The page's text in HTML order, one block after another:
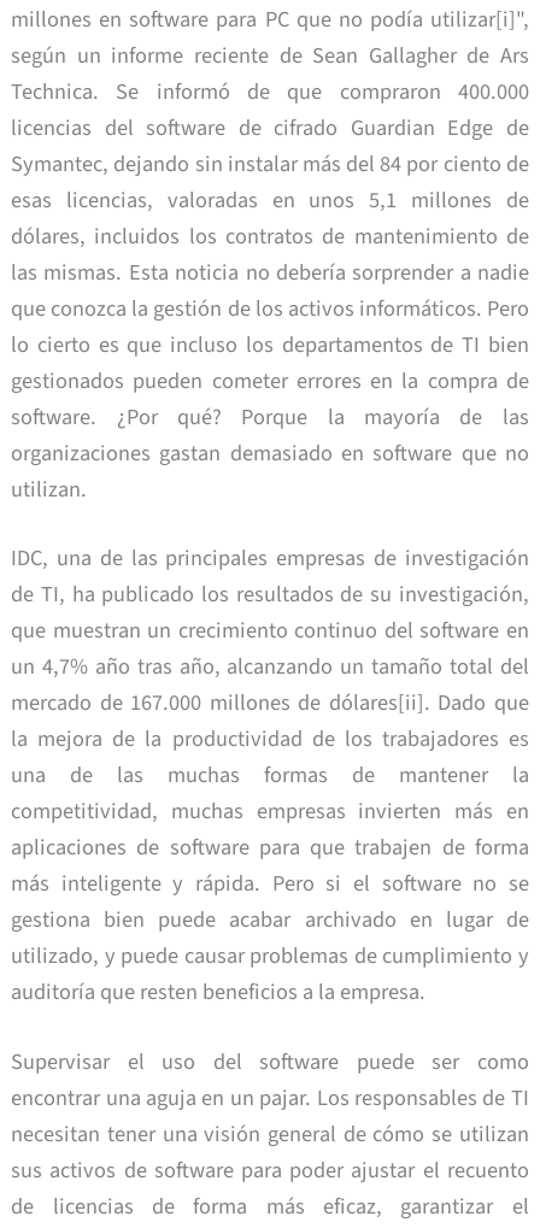
millones en software para PC que no podía utilizar[i]",
según un informe reciente de Sean Gallagher de Ars
Technica. Se informó de que compraron 400.000
licencias del software de cifrado Guardian Edge de
Symantec, dejando sin instalar más del 84 por ciento de
esas licencias, valoradas en unos 5,1 millones de
dólares, incluidos los contratos de mantenimiento de
las mismas. Esta noticia no debería sorprender a nadie
que conozca la gestión de los activos informáticos. Pero
lo cierto es que incluso los departamentos de TI bien
gestionados pueden cometer errores en la compra de
software. ¿Por qué? Porque la mayoría de las
organizaciones gastan demasiado en software que no
utilizan.
IDC, una de las principales empresas de investigación
de TI, ha publicado los resultados de su investigación,
que muestran un crecimiento continuo del software en
un 4,7% año tras año, alcanzando un tamaño total del
mercado de 167.000 millones de dólares[ii]. Dado que
la mejora de la productividad de los trabajadores es
una de las muchas formas de mantener la
competitividad, muchas empresas invierten más en
aplicaciones de software para que trabajen de forma
más inteligente y rápida. Pero si el software no se
gestiona bien puede acabar archivado en lugar de
utilizado, y puede causar problemas de cumplimiento y
auditoría que resten beneficios a la empresa.
Supervisar el uso del software puede ser como
encontrar una aguja en un pajar. Los responsables de TI
necesitan tener una visión general de cómo se utilizan
sus activos de software para poder ajustar el recuento
de licencias de forma más eficaz, garantizar el